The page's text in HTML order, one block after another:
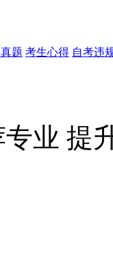
题 考生心得 自考违
业 提